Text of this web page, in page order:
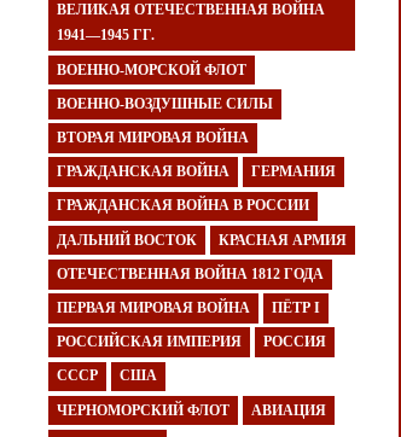
ВЕЛИКАЯ ОТЕЧЕСТВЕННАЯ ВОЙНА
1941—1945 ГГ.
ВОЕННО-МОРСКОЙ ФЛОТ
ВОЕННО-ВОЗДУШНЫЕ СИЛЫ
ВТОРАЯ МИРОВАЯ ВОЙНА
ГРАЖДАНСКАЯ ВОЙНА ГЕРМАНИЯ
ГРАЖДАНСКАЯ ВОЙНА В РОССИИ
ДАЛЬНИЙ ВОСТОК КРАСНАЯ АРМИЯ
ОТЕЧЕСТВЕННАЯ ВОЙНА 1812 ГОДА
ПЕРВАЯ МИРОВАЯ ВОЙНА ПЁТР I
РОССИЙСКАЯ ИМПЕРИЯ РОССИЯ
СССР США
ЧЕРНОМОРСКИЙ ФЛОТ АВИАЦИЯ